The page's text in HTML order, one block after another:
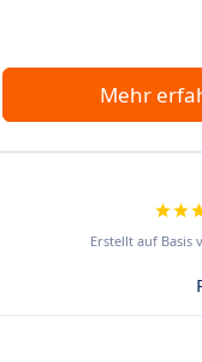
Mehr
Erstellt auf Basis